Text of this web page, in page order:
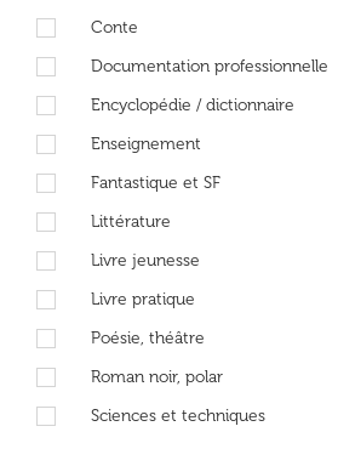
Conte
Documentation professionnelle
Encyclopédie / dictionnaire
Enseignement
Fantastique et SF
Littérature
Livre jeunesse
Livre pratique
Poésie, théâtre
Roman noir, polar
Sciences et techniques